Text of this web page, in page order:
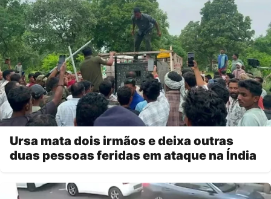
Ursa mata dois irmãos e deixa outras
duas pessoas feridas em ataque na Índia